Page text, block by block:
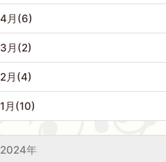
4月(6)
3月(2)
2月(4)
1月(10)
2024年